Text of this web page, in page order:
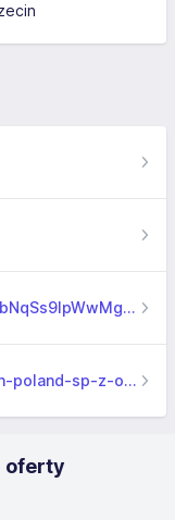
youtube.com/channel/UC2XLbNqSs9lpWwMgUxVkifA
linkedin.com/company/contrain-poland-sp-z-o-o
oferty